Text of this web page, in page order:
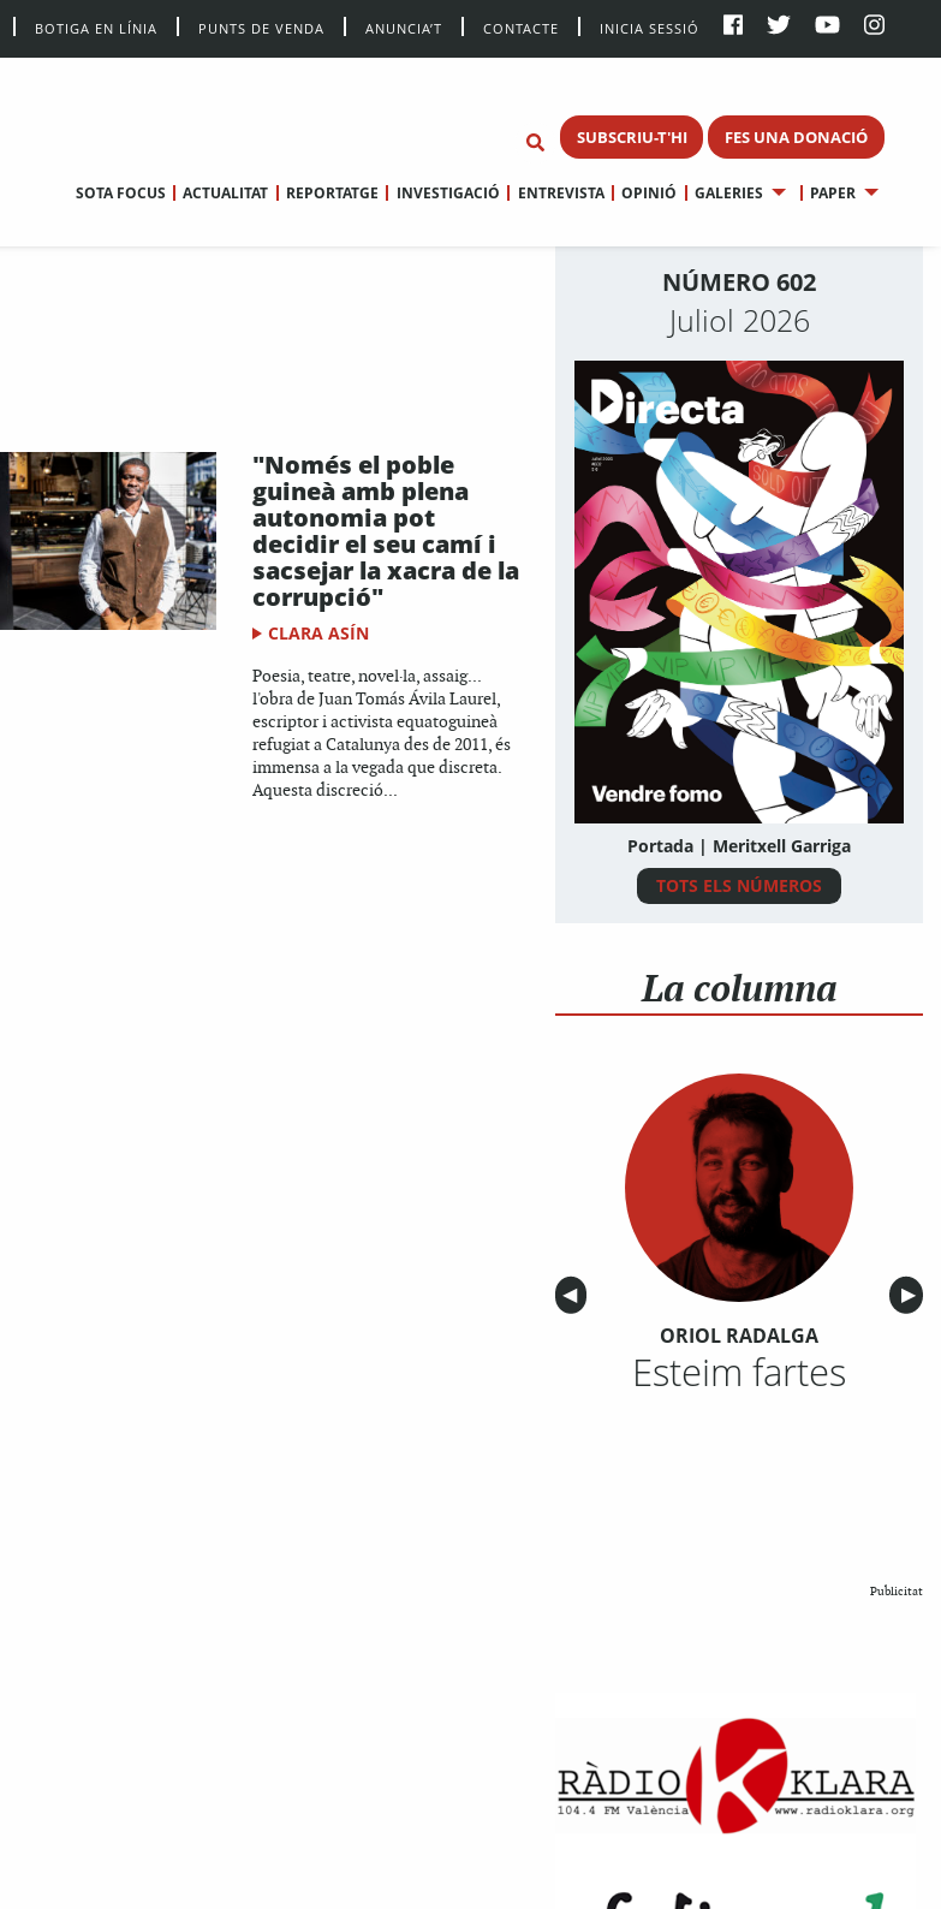
BOTIGA EN LÍNIA PUNTS DE VENDA ANUNCIA’T CONTACTE INICIA SESSIÓ
SUBSCRIU-T'HI FES UNA DONACIÓ
SOTA FOCUS ACTUALITAT REPORTATGE INVESTIGACIÓ ENTREVISTA OPINIÓ GALERIES PAPER
"Només el poble
guineà amb plena
autonomia pot
decidir el seu camí i
sacsejar la xacra de la
corrupció"
CLARA ASÍN
Poesia, teatre, novel·la, assaig...
l'obra de Juan Tomás Ávila Laurel,
escriptor i activista equatoguineà
refugiat a Catalunya des de 2011, és
immensa a la vegada que discreta.
Aquesta discreció...
NÚMERO 602
Juliol 2026
Portada | Meritxell Garriga
TOTS ELS NÚMEROS
La columna
Anterior
◀︎ ▶︎
ORIOL RADALGA
Esteim fartes
Publicitat